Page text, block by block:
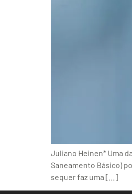
Juliano Heinen* Uma
Saneamento Básico)
sequer faz uma […]